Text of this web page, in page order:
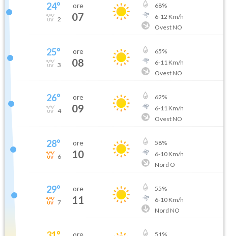
24°
2
ore
07
68%
6-12 Km/h
Ovest NO
25°
3
ore
08
65%
6-11 Km/h
Ovest NO
26°
4
ore
09
62%
6-11 Km/h
Ovest NO
28°
6
ore
10
58%
6-10Km/h
Nord O
29°
7
ore
11
55%
6-10Km/h
Nord NO
ore 51 %